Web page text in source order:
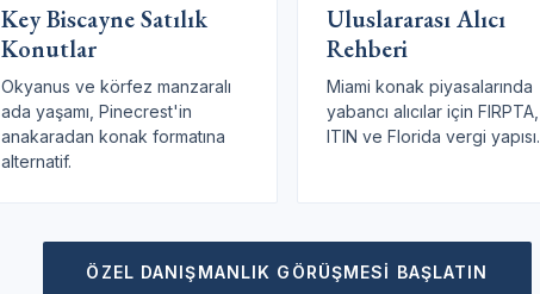
Key Biscayne Satılık
Konutlar
Okyanus ve körfez manzaralı
ada yaşamı, Pinecrest'in
anakaradan konak formatına
alternatif.
Uluslararası Alıcı
Rehberi
Miami konak piyasalarında
yabancı alıcılar için FIRPTA,
ITIN ve Florida vergi yapısı.
ÖZEL DANIŞMANLIK GÖRÜŞMESI BAŞLATIN